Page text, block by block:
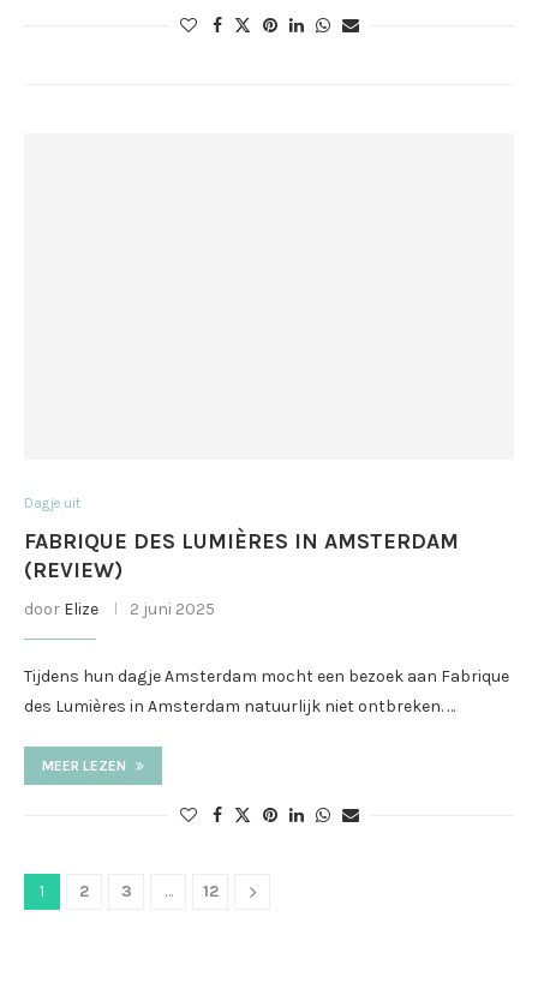
Dagje uit
FABRIQUE DES LUMIÈRES IN AMSTERDAM
(REVIEW)
door Elize 2 juni 2025
Tijdens hun dagje Amsterdam mocht een bezoek aan Fabrique
des Lumières in Amsterdam natuurlijk niet ontbreken. …
MEER LEZEN
1 2 3 … 12